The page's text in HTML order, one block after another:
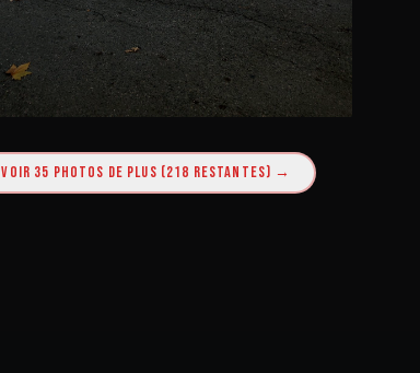
VOIR 35 PHOTOS DE PLUS (218 RESTANTES) →